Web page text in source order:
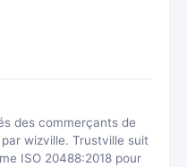
des commerçants de
wizville. Trustville suit
ISO 20488:2018 pour